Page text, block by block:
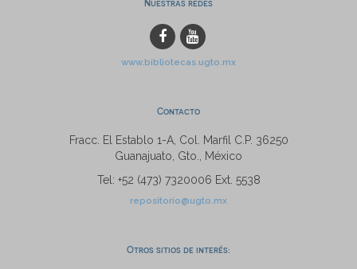
Nuestras redes
www.bibliotecas.ugto.mx
Contacto
Fracc. El Establo 1-A, Col. Marfil C.P. 36250
Guanajuato, Gto., México
Tel: +52 (473) 7320006 Ext. 5538
repositorio@ugto.mx
Otros sitios de interés: